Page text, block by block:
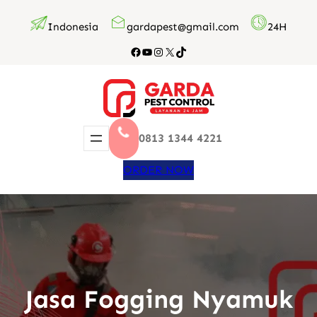
Indonesia gardapest@gmail.com 24H
Facebook
YouTube
Instagram
X TikTok
0813 1344 4221
ORDER NOW
Jasa Fogging Nyamuk